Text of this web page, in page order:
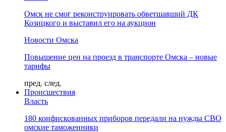
Омск не смог реконструировать обветшавший ДК
Козицкого и выставил его на аукцион
Новости Омска
Повышение цен на проезд в транспорте Омска – новые
тарифы
пред. след.
Происшествия
Власть
180 конфискованных приборов передали на нужды СВО
омские таможенники